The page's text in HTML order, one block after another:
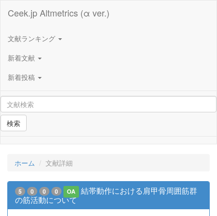
Ceek.jp Altmetrics (α ver.)
文献ランキング
新着文献
新着投稿
検索
ホーム 文献詳細
5 0 0 0 OA
結帯動作における肩甲骨周囲筋群
の筋活動について